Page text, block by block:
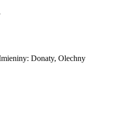
Donaty, Olechny